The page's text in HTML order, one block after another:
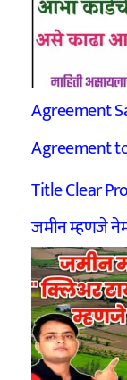
Agreement
Agreement
Title Clear
जमीन म्हणजे